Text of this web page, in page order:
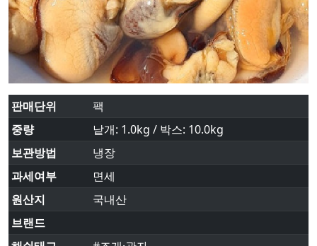
판매단위
팩
중량
낱개: 1.0kg / 박스: 10.0kg
보관방법
냉장
과세여부
면세
원산지
국내산
브랜드